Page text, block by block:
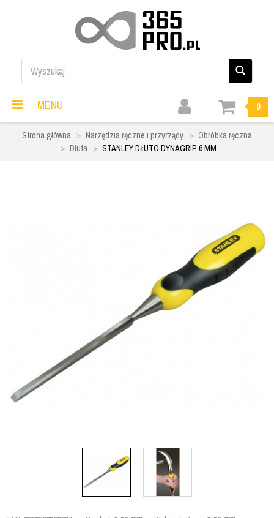
MENU 0
Strona główna Narzędzia ręczne i przyrządy
Obróbka ręczna
Dłuta
STANLEY DŁUTO DYNAGRIP 6 MM